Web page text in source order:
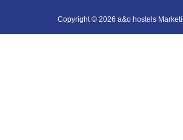
Copyright © 2026 a&o hostels